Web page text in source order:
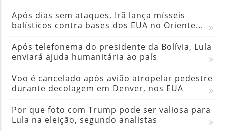
Após dias sem ataques, Irã lança mísseis
balísticos contra bases dos EUA no Oriente...
Após telefonema do presidente da Bolívia, Lula
enviará ajuda humanitária ao país
Voo é cancelado após avião atropelar pedestre
durante decolagem em Denver, nos EUA
Por que foto com Trump pode ser valiosa para
Lula na eleição, segundo analistas